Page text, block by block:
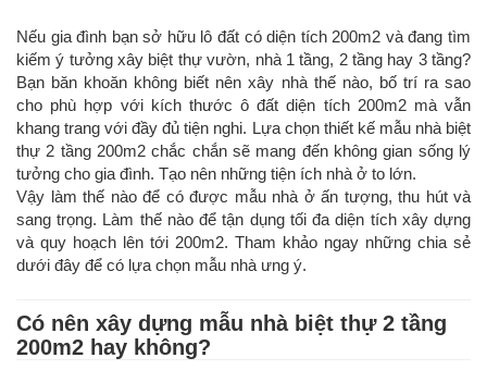
Nếu gia đình bạn sở hữu lô đất có diện tích 200m2 và đang tìm
kiếm ý tưởng xây biệt thự vườn, nhà 1 tầng, 2 tầng hay 3 tầng?
Bạn băn khoăn không biết nên xây nhà thế nào, bố trí ra sao
cho phù hợp với kích thước ô đất diện tích 200m2 mà vẫn
khang trang với đầy đủ tiện nghi. Lựa chọn thiết kế mẫu nhà biệt
thự 2 tầng 200m2 chắc chắn sẽ mang đến không gian sống lý
tưởng cho gia đình. Tạo nên những tiện ích nhà ở to lớn.
Vậy làm thế nào để có được mẫu nhà ở ấn tượng, thu hút và
sang trọng. Làm thế nào để tận dụng tối đa diện tích xây dựng
và quy hoạch lên tới 200m2. Tham khảo ngay những chia sẻ
dưới đây để có lựa chọn mẫu nhà ưng ý.
Có nên xây dựng mẫu nhà biệt thự 2 tầng
200m2 hay không?